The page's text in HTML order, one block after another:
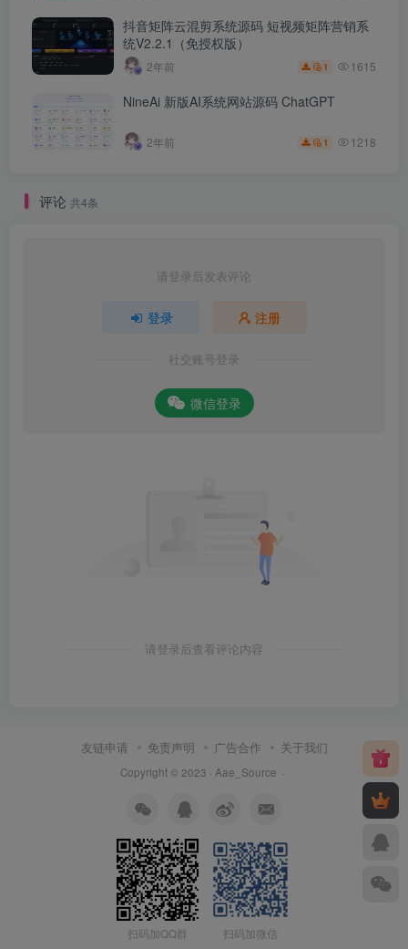
抖音矩阵云混剪系统源码 短视频矩阵营销系
统V2.2.1（免授权版）
2年前 1 1615
NineAi 新版AI系统网站源码 ChatGPT
2年前 1 1218
评论 共4条
请登录后发表评论
登录 注册
社交账号登录
微信登录
请登录后查看评论内容
友链申请 免责声明 广告合作 关于我们
Copyright © 2023 · Aae_Source ·
扫码加QQ群 扫码加微信